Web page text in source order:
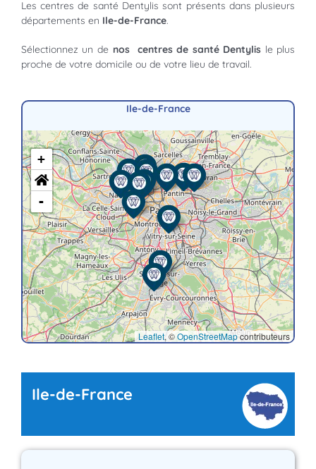
Les centres de santé Dentylis sont présents dans plusieurs
départements en Ile-de-France.
Sélectionnez un de nos centres de santé Dentylis le plus
proche de votre domicile ou de votre lieu de travail.
Ile-de-France
+
-
Leaflet, ©OpenStreetMapcontributeurs
Ile-de-France